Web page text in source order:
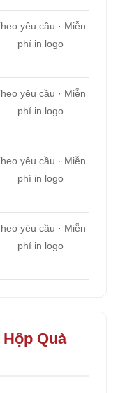
yêu cầu · Miễn
phí in logo
yêu cầu · Miễn
phí in logo
yêu cầu · Miễn
phí in logo
yêu cầu · Miễn
phí in logo
Quà